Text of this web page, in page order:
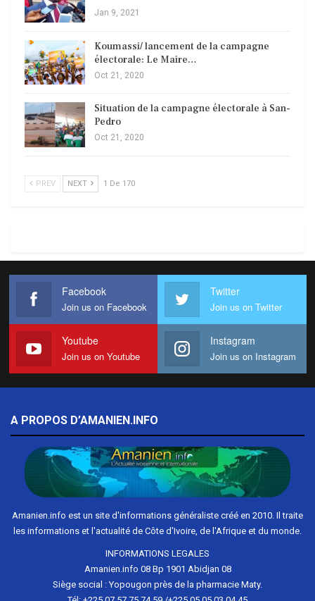
Jan 9, 2021
Koumassi/ lancement de la campagne
électorale: Le Maire…
Oct 21, 2020
Situation de la campagne électorale à San-
Pedro
Oct 21, 2020
PREV NEXT 1 De 170
Facebook
Join us on Facebook
Twitter
Join us on Twitter
Youtube
Join us on Youtube
Instagram
Join us on Instagram
A PROPOS D’AMANIEN.INFO
Amanien.info est un site d'informations généraliste créé en 2010. Il traite
les informations et l'actualité de Côte d'Ivoire, de l'Afrique et du monde.
INFORMATIONS LEGALES
Amanien.info 08 Bp 1901 Abidjan 08
Siège social : Yopougon près de la pharmacie Maty.